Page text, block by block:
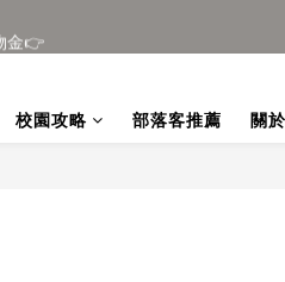
校園攻略 部落客推薦 關